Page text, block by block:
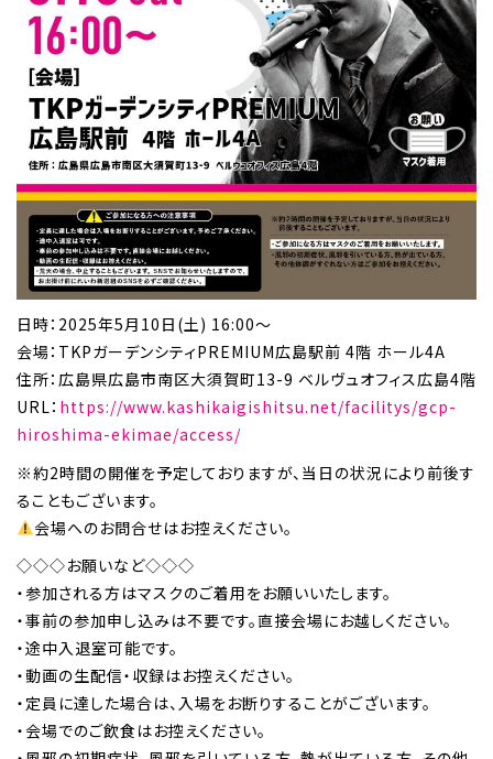
日時：2025年5月10日(土) 16:00～
会場：TKPガーデンシティPREMIUM広島駅前 4階 ホール4A
住所：広島県広島市南区大須賀町13-9 ベルヴュオフィス広島4階
URL： https://www.kashikaigishitsu.net/facilitys/gcp-
hiroshima-ekimae/access/
※約2時間の開催を予定しておりますが、当日の状況により前後す
ることもございます。
会場へのお問合せはお控えください。
◇◇◇お願いなど◇◇◇
・参加される方はマスクのご着用をお願いいたします。
・事前の参加申し込みは不要です。直接会場にお越しください。
・途中入退室可能です。
・動画の生配信・収録はお控えください。
・定員に達した場合は、入場をお断りすることがございます。
・会場でのご飲食はお控えください。